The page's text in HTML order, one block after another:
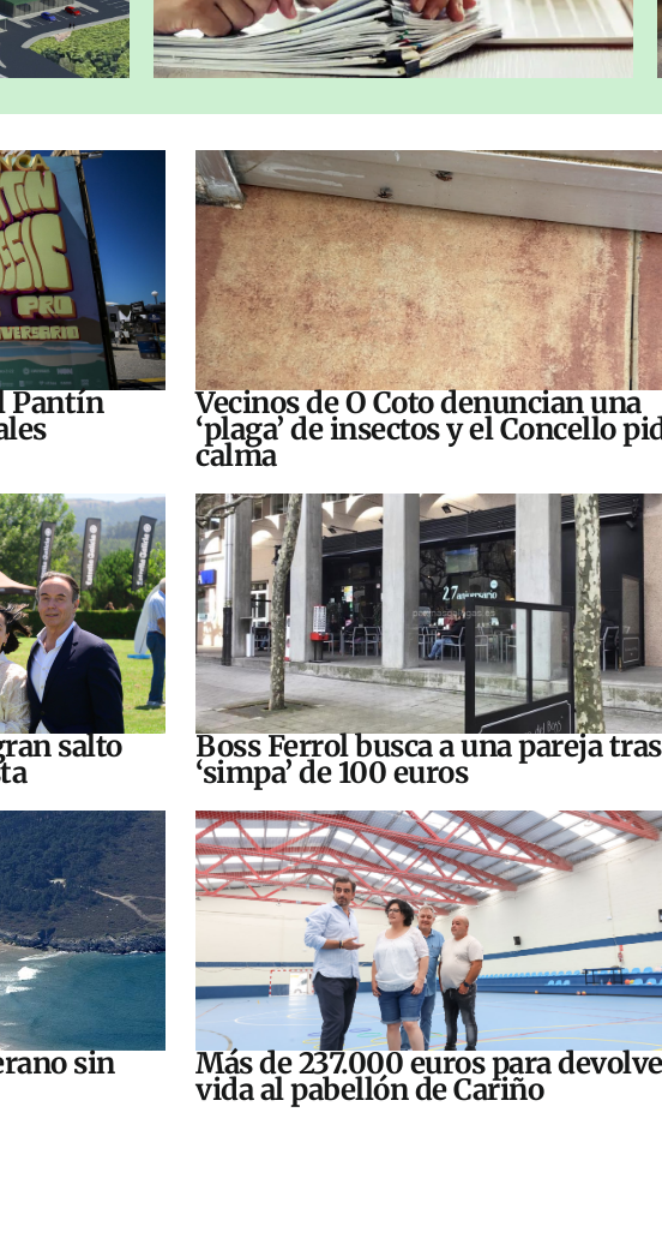
Pantín Vecinos de O Coto denuncian una
‘plaga’ de insectos y el Concello
calma
salto Boss Ferrol busca a una pareja
‘simpa’ de 100 euros
sin Más de 237.000 euros para
vida al pabellón de Cariño